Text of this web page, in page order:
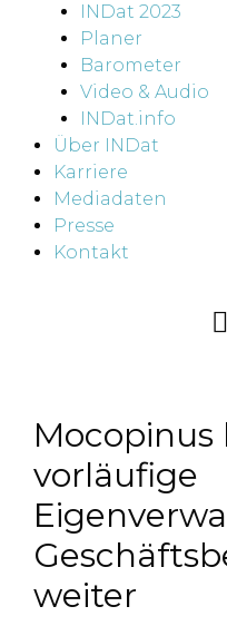
INDat 2023
Planer
Barometer
Video & Audio
INDat.info
Über INDat
Karriere
Mediadaten
Presse
Kontakt
vorläufige
weiter